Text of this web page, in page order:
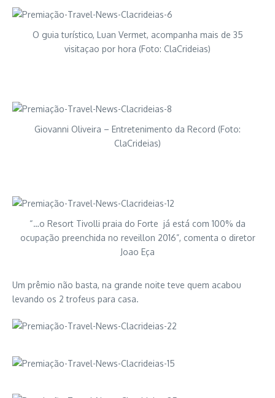
O guia turístico, Luan Vermet, acompanha mais de 35
visitaçao por hora (Foto: ClaCrideias)
Giovanni Oliveira – Entretenimento da Record (Foto:
ClaCrideias)
“…o Resort Tivolli praia do Forte já está com 100% da
ocupação preenchida no reveillon 2016”, comenta o diretor
Joao Eça
Um prêmio não basta, na grande noite teve quem acabou
levando os 2 trofeus para casa.